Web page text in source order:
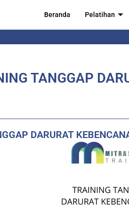
Beranda Pelatihan
TANGGAP
DARURAT